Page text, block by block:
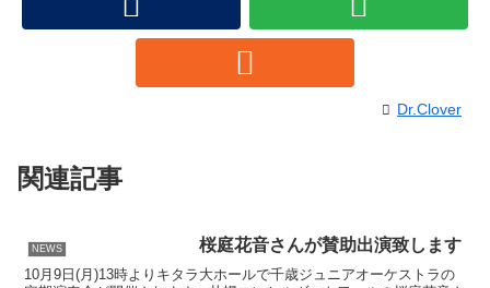
Dr.Clover
関連記事
NEWS 桜庭花音さんが賛助出演致します
10月9日(月)13時よりキタラ大ホールで千歳ジュニアオーケストラの